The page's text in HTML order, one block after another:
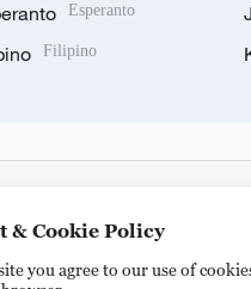
Esperanto
Filipino
& Cookie Policy
you agree to our use of